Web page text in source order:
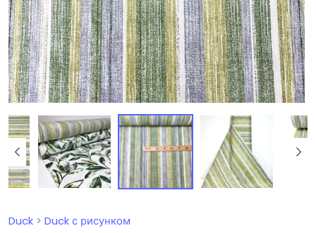
Duck > Duck с рисунком